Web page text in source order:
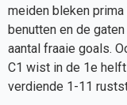
meiden bleken
benutten en de
aantal fraaie goals.
C1 wist in de 1e
verdiende 1-11